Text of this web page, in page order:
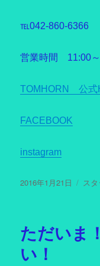
℡042-860-6366
営業時間 11:00
TOMHORN 公式
FACEBOOK
instagram
投
2016年1月21日
カ
ー
ス
ただいま
い！